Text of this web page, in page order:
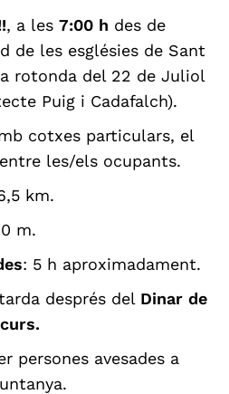
, a les 7:00 h des de
de les esglésies de Sant
rotonda del 22 de Juliol
Puig i Cadafalch).
cotxes particulars, el
les/els ocupants.
km.
m.
: 5 h aproximadament.
després del Dinar de
persones avesades a